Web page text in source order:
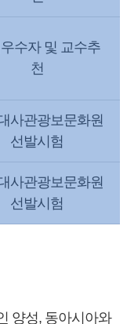
수자 및 교수추
천
사관광보문화원
선발시험
사관광보문화원
선발시험
양성, 동아시아와